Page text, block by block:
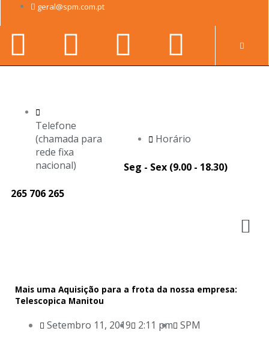
content
geral@spm.com.pt
Facebook-
f
Youtube
Linkedin-
in
Telefone
(chamada para
rede fixa
nacional)
265 706 265
Horário
Seg - Sex (9.00 - 18.30)
Mais uma Aquisição para a frota da nossa empresa:
Telescopica Manitou
Setembro 11, 2019 2:11 pm SPM